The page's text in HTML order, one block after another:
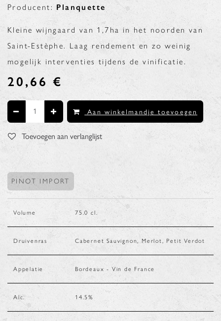
Producent: Planquette
Kleine wijngaard van 1,7ha in het noorden van
Saint-Estèphe. Laag rendement en zo weinig
mogelijk interventies tijdens de vinificatie.
20,66 €
Aan winkelmandje toevoegen
Toevoegen aan verlanglijst
PINOT IMPORT
Volume 75.0 cl.
Druivenras Cabernet Sauvignon, Merlot, Petit Verdot
Appelatie Bordeaux - Vin de France
Alc. 14.5%